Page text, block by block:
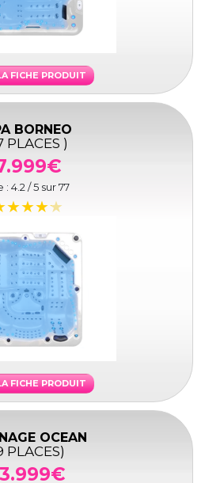
FICHE PRODUIT
BORNEO
PLACES )
: 4.2 / 5 sur77
FICHE PRODUIT
OCEAN
PLACES)